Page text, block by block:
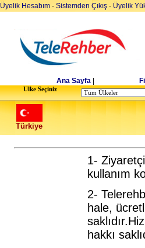
Üyelik Hesabım - Sistemden Çıkış - Üyelik
Ana Sayfa
Ulke Seçiniz
Türkiye
1-
kullanım
2-
hale,
hakkı